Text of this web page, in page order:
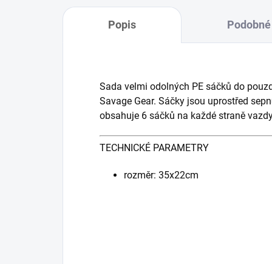
Popis
Sada velmi odolných PE sáčků do
Savage Gear. Sáčky jsou uprostřed
obsahuje 6 sáčků na každé straně
TECHNICKÉ PARAMETRY
rozměr: 35x22cm